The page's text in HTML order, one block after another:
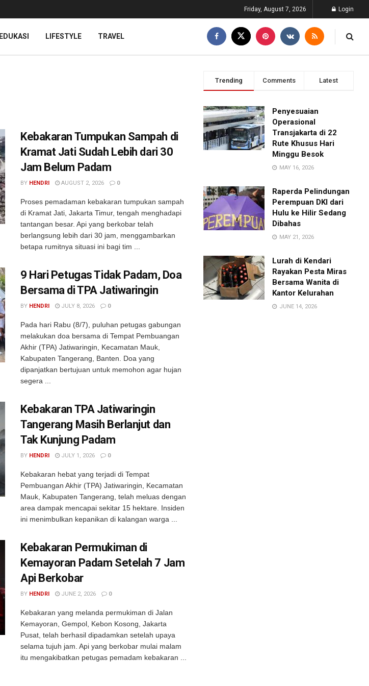
Friday, August 7, 2026 Login
EDUKASI LIFESTYLE TRAVEL
Kebakaran Tumpukan Sampah di
Kramat Jati Sudah Lebih dari 30
Jam Belum Padam
BY HENDRI AUGUST 2, 2026 0
Proses pemadaman kebakaran tumpukan sampah
di Kramat Jati, Jakarta Timur, tengah menghadapi
tantangan besar. Api yang berkobar telah
berlangsung lebih dari 30 jam, menggambarkan
betapa rumitnya situasi ini bagi tim ...
9 Hari Petugas Tidak Padam, Doa
Bersama di TPA Jatiwaringin
BY HENDRI JULY 8, 2026 0
Pada hari Rabu (8/7), puluhan petugas gabungan
melakukan doa bersama di Tempat Pembuangan
Akhir (TPA) Jatiwaringin, Kecamatan Mauk,
Kabupaten Tangerang, Banten. Doa yang
dipanjatkan bertujuan untuk memohon agar hujan
segera ...
Kebakaran TPA Jatiwaringin
Tangerang Masih Berlanjut dan
Tak Kunjung Padam
BY HENDRI JULY 1, 2026 0
Kebakaran hebat yang terjadi di Tempat
Pembuangan Akhir (TPA) Jatiwaringin, Kecamatan
Mauk, Kabupaten Tangerang, telah meluas dengan
area dampak mencapai sekitar 15 hektare. Insiden
ini menimbulkan kepanikan di kalangan warga ...
Kebakaran Permukiman di
Kemayoran Padam Setelah 7 Jam
Api Berkobar
BY HENDRI JUNE 2, 2026 0
Kebakaran yang melanda permukiman di Jalan
Kemayoran, Gempol, Kebon Kosong, Jakarta
Pusat, telah berhasil dipadamkan setelah upaya
selama tujuh jam. Api yang berkobar mulai malam
itu mengakibatkan petugas pemadam kebakaran ...
Trending Comments Latest
Penyesuaian
Operasional
Transjakarta di 22
Rute Khusus Hari
Minggu Besok
MAY 16, 2026
Raperda Pelindungan
Perempuan DKI dari
Hulu ke Hilir Sedang
Dibahas
MAY 21, 2026
Lurah di Kendari
Rayakan Pesta Miras
Bersama Wanita di
Kantor Kelurahan
JUNE 14, 2026